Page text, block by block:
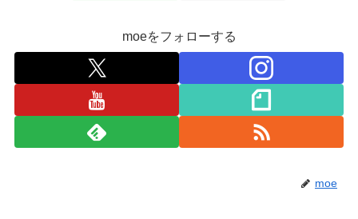
moeをフォローする
moe